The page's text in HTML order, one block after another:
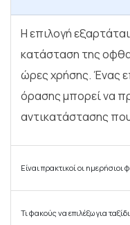
Η επιλογή
κατάσταση της
ώρες χρήσης. Ένας
όρασης μπορεί να
αντικατάστασης
Είναι πρακτικοί οι ημερήσιοι
Τι φακούς να επιλέξω για